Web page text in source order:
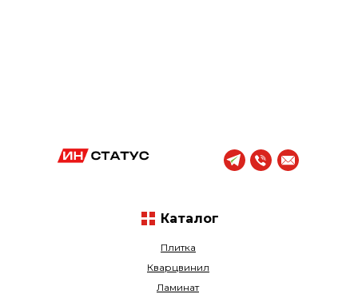
Плитка
Кварцвинил
Ламинат
Каталог